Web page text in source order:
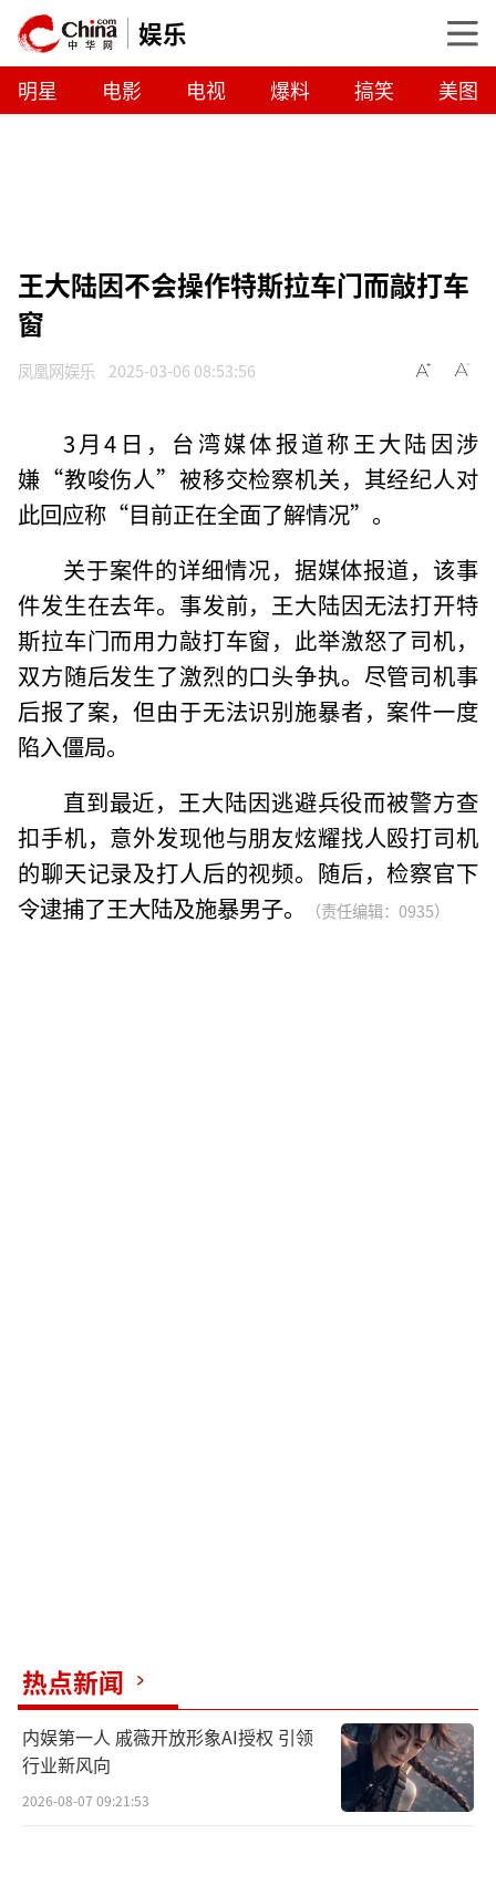
娱乐
明星 电影 电视 爆料 搞笑 美图
王大陆因不会操作特斯拉车门而敲打车
窗
凤凰网娱乐 2025-03-06 08:53:56
3月4日，台湾媒体报道称王大陆因涉
嫌“教唆伤人”被移交检察机关，其经纪人对
此回应称“目前正在全面了解情况”。
关于案件的详细情况，据媒体报道，该事
件发生在去年。事发前，王大陆因无法打开特
斯拉车门而用力敲打车窗，此举激怒了司机，
双方随后发生了激烈的口头争执。尽管司机事
后报了案，但由于无法识别施暴者，案件一度
陷入僵局。
直到最近，王大陆因逃避兵役而被警方查
扣手机，意外发现他与朋友炫耀找人殴打司机
的聊天记录及打人后的视频。随后，检察官下
令逮捕了王大陆及施暴男子。
（责任编辑：0935）
热点新闻
内娱第一人 戚薇开放形象AI授权 引领
行业新风向
2026-08-07 09:21:53